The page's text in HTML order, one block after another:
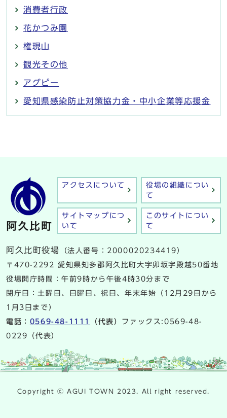
消費者行政
花かつみ園
権現山
観光その他
アグピー
愛知県感染防止対策協力金・中小企業等応援金
アクセスについて
役場の組織につい
て
サイトマップにつ
いて
このサイトについ
て
阿久比町役場
（法人番号：2000020234419）
〒470-2292 愛知県知多郡阿久比町大字卯坂字殿越50番地
役場開庁時間：午前9時から午後4時30分まで
閉庁日：土曜日、日曜日、祝日、年末年始（12月29日から
1月3日まで）
電話： 0569-48-1111 （代表） ファックス:0569-48-
0229（代表）
Copyright ⓒ AGUI TOWN 2023. All right reserved.